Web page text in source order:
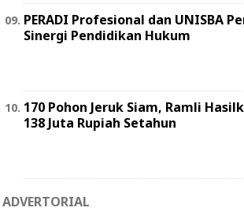
PERADI Profesional dan UNISBA
Sinergi Pendidikan Hukum
170 Pohon Jeruk Siam, Ramli
138 Juta Rupiah Setahun
ADVERTORIAL